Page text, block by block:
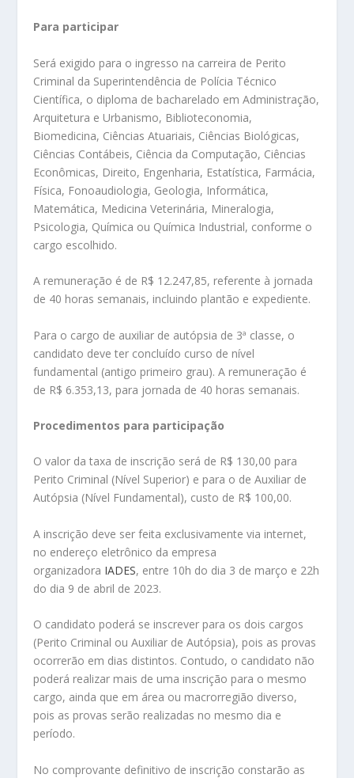
Para participar
Será exigido para o ingresso na carreira de Perito
Criminal da Superintendência de Polícia Técnico
Científica, o diploma de bacharelado em Administração,
Arquitetura e Urbanismo, Biblioteconomia,
Biomedicina, Ciências Atuariais, Ciências Biológicas,
Ciências Contábeis, Ciência da Computação, Ciências
Econômicas, Direito, Engenharia, Estatística, Farmácia,
Física, Fonoaudiologia, Geologia, Informática,
Matemática, Medicina Veterinária, Mineralogia,
Psicologia, Química ou Química Industrial, conforme o
cargo escolhido.
A remuneração é de R$ 12.247,85, referente à jornada
de 40 horas semanais, incluindo plantão e expediente.
Para o cargo de auxiliar de autópsia de 3ª classe, o
candidato deve ter concluído curso de nível
fundamental (antigo primeiro grau). A remuneração é
de R$ 6.353,13, para jornada de 40 horas semanais.
Procedimentos para participação
O valor da taxa de inscrição será de R$ 130,00 para
Perito Criminal (Nível Superior) e para o de Auxiliar de
Autópsia (Nível Fundamental), custo de R$ 100,00.
A inscrição deve ser feita exclusivamente via internet,
no endereço eletrônico da empresa
organizadora IADES, entre 10h do dia 3 de março e 22h
do dia 9 de abril de 2023.
O candidato poderá se inscrever para os dois cargos
(Perito Criminal ou Auxiliar de Autópsia), pois as provas
ocorrerão em dias distintos. Contudo, o candidato não
poderá realizar mais de uma inscrição para o mesmo
cargo, ainda que em área ou macrorregião diverso,
pois as provas serão realizadas no mesmo dia e
período.
No comprovante definitivo de inscrição constarão as